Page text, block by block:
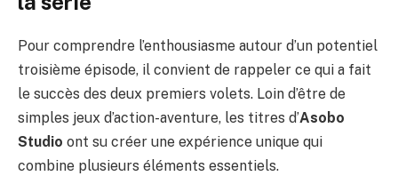
Pour comprendre l’enthousiasme autour d’un potentiel
troisième épisode, il convient de rappeler ce qui a fait
le succès des deux premiers volets. Loin d’être de
simples jeux d’action-aventure, les titres d’Asobo
Studio ont su créer une expérience unique qui
combine plusieurs éléments essentiels.